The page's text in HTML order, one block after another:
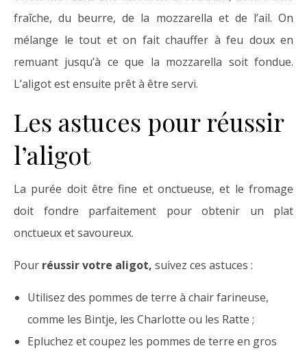
fraîche, du beurre, de la mozzarella et de l’ail. On
mélange le tout et on fait chauffer à feu doux en
remuant jusqu’à ce que la mozzarella soit fondue.
L’aligot est ensuite prêt à être servi.
Les astuces pour réussir
l’aligot
La purée doit être fine et onctueuse, et le fromage
doit fondre parfaitement pour obtenir un plat
onctueux et savoureux.
Pour réussir votre aligot, suivez ces astuces :
Utilisez des pommes de terre à chair farineuse,
comme les Bintje, les Charlotte ou les Ratte ;
Epluchez et coupez les pommes de terre en gros